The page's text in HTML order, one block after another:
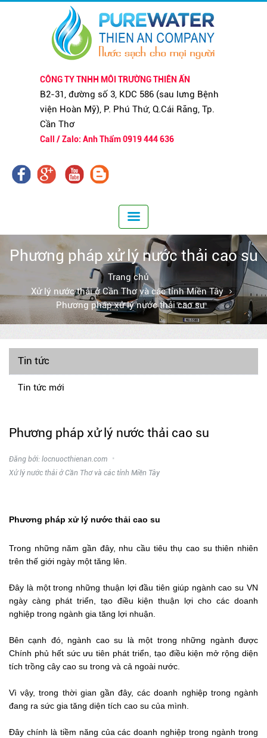
CÔNG TY TNHH MÔI TRƯỜNG THIÊN ẤN
B2-31, đường số 3, KDC 586 (sau lưng Bệnh
viện Hoàn Mỹ), P. Phú Thứ, Q.Cái Răng, Tp.
Cần Thơ
Call / Zalo: Anh Thẩm 0919 444 636
Phương pháp xử lý nước thải cao su
Trang chủ
Xử lý nước thải ở Cần Thơ và các tỉnh Miền Tây
Phương pháp xử lý nước thải cao su
Tin tức
Tin tức mới
Phương pháp xử lý nước thải cao su
Đăng bởi: locnuocthienan.com
Xử lý nước thải ở Cần Thơ và các tỉnh Miền Tây
Phương pháp xử lý nước thải cao su
Trong những năm gần đây, nhu cầu tiêu thụ cao su thiên nhiên
trên thế giới ngày một tăng lên.
Đây là một trong những thuận lợi đầu tiên giúp ngành cao su VN
ngày càng phát triển, tạo điều kiện thuận lợi cho các doanh
nghiệp trong ngành gia tăng lợi nhuận.
Bên cạnh đó, ngành cao su là một trong những ngành được
Chính phủ hết sức ưu tiên phát triển, tạo điều kiện mở rộng diện
tích trồng cây cao su trong và cả ngoài nước.
Vì vậy, trong thời gian gần đây, các doanh nghiệp trong ngành
đang ra sức gia tăng diện tích cao su của mình.
Đây chính là tiềm năng của các doanh nghiệp trong ngành trong